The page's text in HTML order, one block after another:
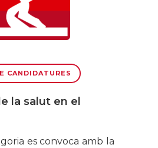
CANDIDATURES
la salut en el
es convoca amb la